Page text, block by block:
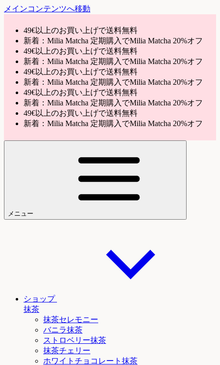
メインコンテンツへ移動
49€以上のお買い上げで送料無料
新着：Milia Matcha 定期購入でMilia Matcha 20%オフ
49€以上のお買い上げで送料無料
新着：Milia Matcha 定期購入でMilia Matcha 20%オフ
49€以上のお買い上げで送料無料
新着：Milia Matcha 定期購入でMilia Matcha 20%オフ
49€以上のお買い上げで送料無料
新着：Milia Matcha 定期購入でMilia Matcha 20%オフ
49€以上のお買い上げで送料無料
新着：Milia Matcha 定期購入でMilia Matcha 20%オフ
メニュー
ショップ
抹茶
抹茶セレモニー
バニラ抹茶
ストロベリー抹茶
抹茶チェリー
ホワイトチョコレート抹茶